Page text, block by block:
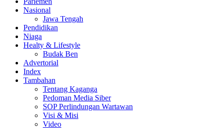
Nasional
Jawa Tengah
Pendidikan
Niaga
Healty & Lifestyle
Budak Ben
Advertorial
Index
Tambahan
Tentang Kaganga
Pedoman Media Siber
SOP Perlindungan Wartawan
Visi & Misi
Video